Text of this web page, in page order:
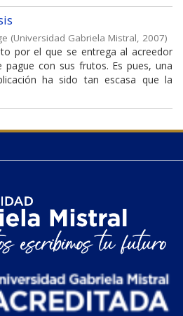
(Universidad Gabriela Mistral, 2007)
por el que se entrega al acreedor
con sus frutos. Es pues, una
ha sido tan escasa que la